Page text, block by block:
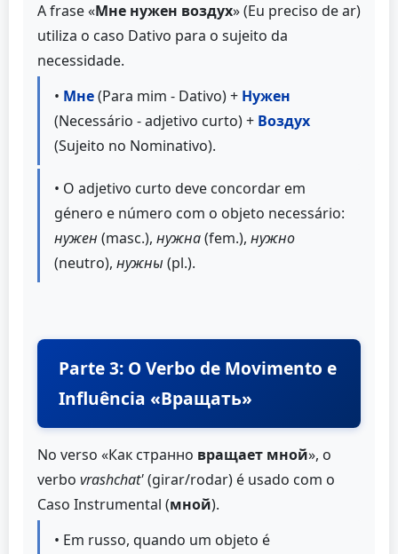
A frase «Мне нужен воздух» (Eu preciso de ar)
utiliza o caso Dativo para o sujeito da
necessidade.
• Мне(Para mim - Dativo) + Нужен
(Necessário - adjetivo curto) + Воздух
(Sujeito no Nominativo).
• O adjetivo curto deve concordar em
género e número com o objeto necessário:
нужен (masc.), нужна(fem.), нужно
(neutro), нужны (pl.).
Parte 3: O Verbo de Movimento e
Influência «Вращать»
No verso «Как странно вращает мной», o
verbo vrashchat'(girar/rodar) é usado com o
Caso Instrumental (мной).
• Em russo, quando um objeto é